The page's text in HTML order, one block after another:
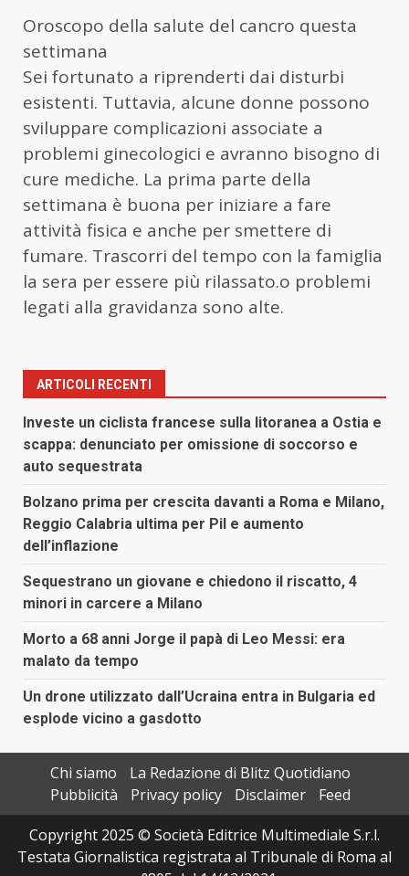
Oroscopo della salute del cancro questa
settimana
Sei fortunato a riprenderti dai disturbi
esistenti. Tuttavia, alcune donne possono
sviluppare complicazioni associate a
problemi ginecologici e avranno bisogno di
cure mediche. La prima parte della
settimana è buona per iniziare a fare
attività fisica e anche per smettere di
fumare. Trascorri del tempo con la famiglia
la sera per essere più rilassato.o problemi
legati alla gravidanza sono alte.
ARTICOLI RECENTI
Investe un ciclista francese sulla litoranea a Ostia e
scappa: denunciato per omissione di soccorso e
auto sequestrata
Bolzano prima per crescita davanti a Roma e Milano,
Reggio Calabria ultima per Pil e aumento
dell’inflazione
Sequestrano un giovane e chiedono il riscatto, 4
minori in carcere a Milano
Morto a 68 anni Jorge il papà di Leo Messi: era
malato da tempo
Un drone utilizzato dall’Ucraina entra in Bulgaria ed
esplode vicino a gasdotto
Chi siamo
La Redazione di Blitz Quotidiano
Pubblicità
Privacy policy Disclaimer
Feed
Copyright 2025 © Società Editrice Multimediale S.r.l.
Testata Giornalistica registrata al Tribunale di Roma al